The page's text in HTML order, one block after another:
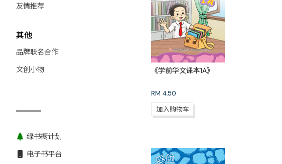
友情推荐
其他
品牌联名合作
文创小物
绿书橱计划
电子书平台
《学前华文课本1A》
RM 4.50
加入购物车